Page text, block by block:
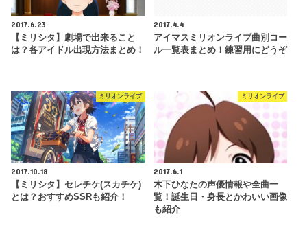
2017.6.23
【ミリシタ】劇場で出来ること
は？各アイドル出現方法まとめ！
2017.4.4
アイマスミリオンライブ曲別コー
ル一覧表まとめ！練習用にどうぞ
ミリオンライブ
2017.10.18
【ミリシタ】セレチケ(スカチケ)
とは？おすすめSSRも紹介！
ミリオンライブ
2017.6.1
木下ひなたの声優情報や全曲一
覧！誕生日・身長とかわいい画像
も紹介